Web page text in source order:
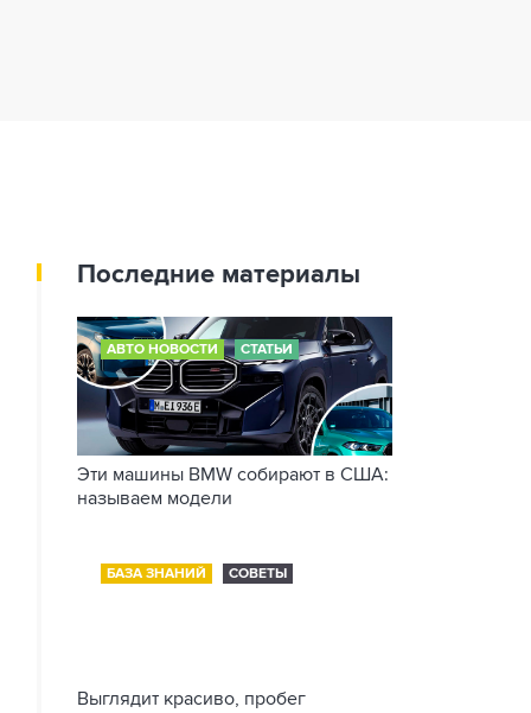
Последние материалы
АВТО НОВОСТИ СТАТЬИ
Эти машины BMW собирают в США:
называем модели
БАЗА ЗНАНИЙ СОВЕТЫ
Выглядит красиво, пробег